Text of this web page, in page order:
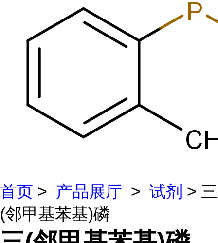
首页 > 产品展厅 > 试剂 > 三
(邻甲基苯基)磷